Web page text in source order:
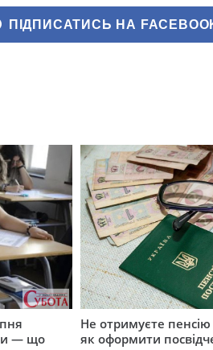
ПІДПИСАТИСЬ НА
— що
Не отримуєте
як оформити